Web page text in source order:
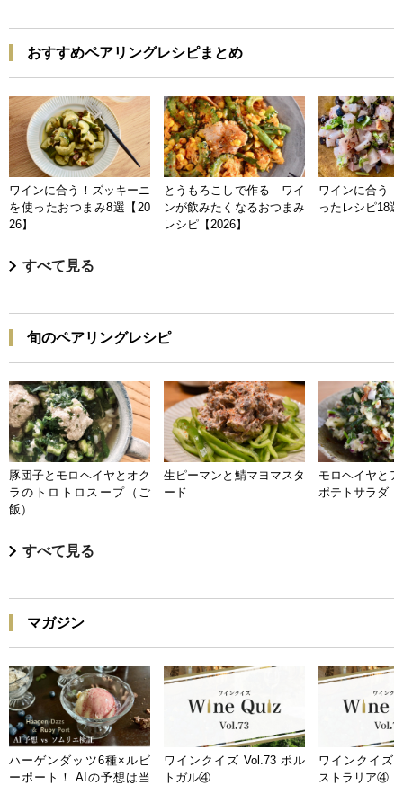
おすすめペアリングレシピまとめ
ワインに合う！ズッキーニ
を使ったおつまみ8選【20
26】
とうもろこしで作る ワイ
ンが飲みたくなるおつまみ
レシピ【2026】
ワインに合う
ったレシピ18
すべて見る
旬のペアリングレシピ
豚団子とモロヘイヤとオク
ラのトロトロスープ（ご
飯）
生ピーマンと鯖マヨマスタ
ード
モロヘイヤと
ポテトサラダ
すべて見る
マガジン
ハーゲンダッツ6種×ルビ
ーポート！ AIの予想は当
ワインクイズ Vol.73 ポル
トガル④
ワインクイズ
ストラリア④